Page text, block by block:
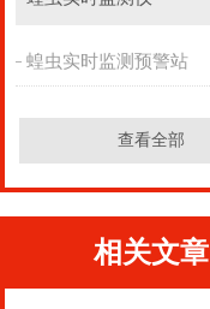
蝗虫实时监测预警站
查看全部
相关文章